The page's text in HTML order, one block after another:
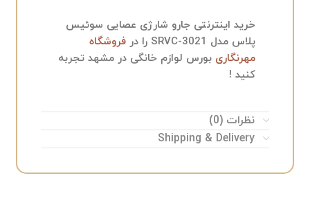
خرید اینترنتی جارو شارژی عصایی سوئیس
پلاس مدل SRVC-3021 را در
فروشگاه
مهرنگاری بورس لوازم خانگی در مشهد تجربه
کنید !
نظرات (0)
Shipping & Delivery